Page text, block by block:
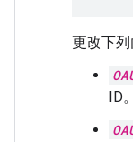
更改下列
ID。